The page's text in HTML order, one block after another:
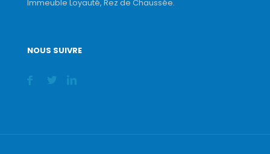
Immeuble Loyauté, Rez de Chaussée.
NOUS SUIVRE